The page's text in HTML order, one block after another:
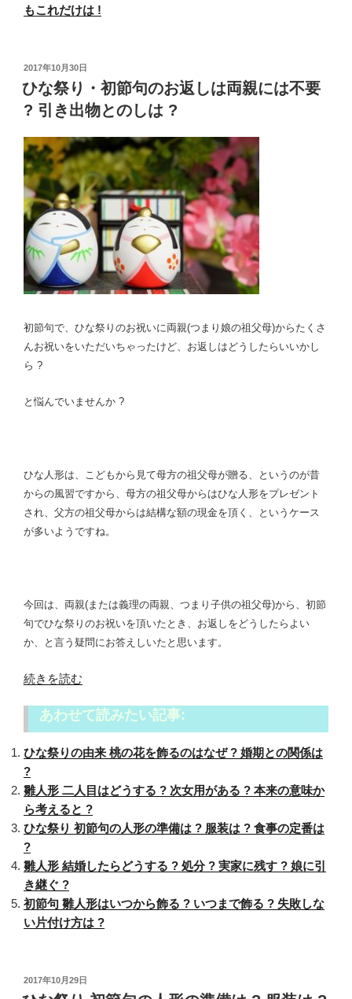
女
あ
る
?
来
の
意
味
か
ら
考
え
る
?”
の
もこれだけは !
投
稿
日:
2017年10月30日
ひな祭り・初節句のお返しは両親には不要
? 引き出物とのしは ?
初節句で、ひな祭りのお祝いに両親(つまり娘の祖父母)からたくさ
んお祝いをいただいちゃったけど、お返しはどうしたらいいかし
ら ?
と悩んでいませんか ?
ひな人形は、こどもから見て母方の祖父母が贈る、というのが昔
からの風習ですから、母方の祖父母からはひな人形をプレゼント
され、父方の祖父母からは結構な額の現金を頂く、というケース
が多いようですね。
今回は、両親(または義理の両親、つまり子供の祖父母)から、初節
句でひな祭りのお祝いを頂いたとき、お返しをどうしたらよい
か、と言う疑問にお答えしいたと思います。
“ひ
り・
初
節
句
の
お
返
し
は
両
親
不
続きを読む
あわせて読みたい記事:
ひな祭りの由来 桃の花を飾るのはなぜ ? 婚期との関係は
?
雛人形 二人目はどうする ? 次女用がある ? 本来の意味か
ら考えると ?
ひな祭り 初節句の人形の準備は ? 服装は ? 食事の定番は
?
雛人形 結婚したらどうする ? 処分 ? 実家に残す ? 娘に引
き継ぐ ?
初節句 雛人形はいつから飾る ? いつまで飾る ? 失敗しな
い片付け方は ?
投
稿
2017年10月29日